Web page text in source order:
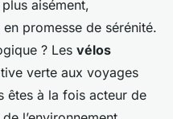
plus aisément,
en promesse de sérénité.
? Les vélos
verte aux voyages
êtes à la fois acteur de